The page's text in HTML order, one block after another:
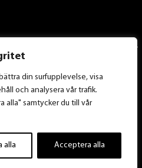
din surfupplevelse, visa
och analysera vår trafik.
alla" samtycker du till vår
alla Acceptera alla
Toveksbil.se